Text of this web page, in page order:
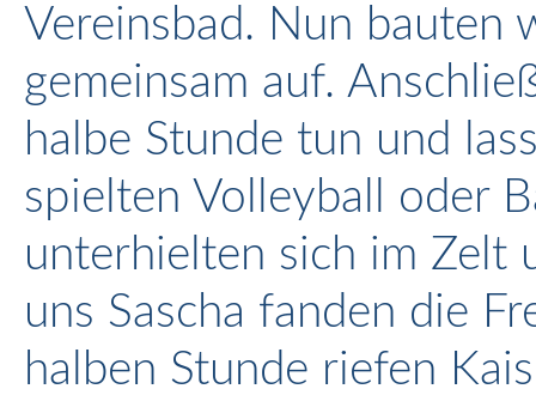
Vereinsbad. Nun bauten
gemeinsam auf.
halbe Stunde tun und
spielten Volleyball oder
unterhielten sich im Zelt
uns Sascha fanden die
halben Stunde riefen